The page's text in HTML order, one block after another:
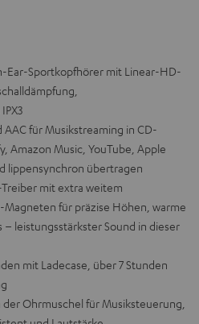
Ear-Sportkopfhörer mit Linear-HD-
für Musikstreaming in CD-
Amazon Music, YouTube, Apple
lippensynchron übertragen
mit extra weitem
für präzise Höhen, warme
leistungsstärkster Sound in dieser
mit Ladecase, über 7 Stunden
Ohrmuschel für Musiksteuerung,